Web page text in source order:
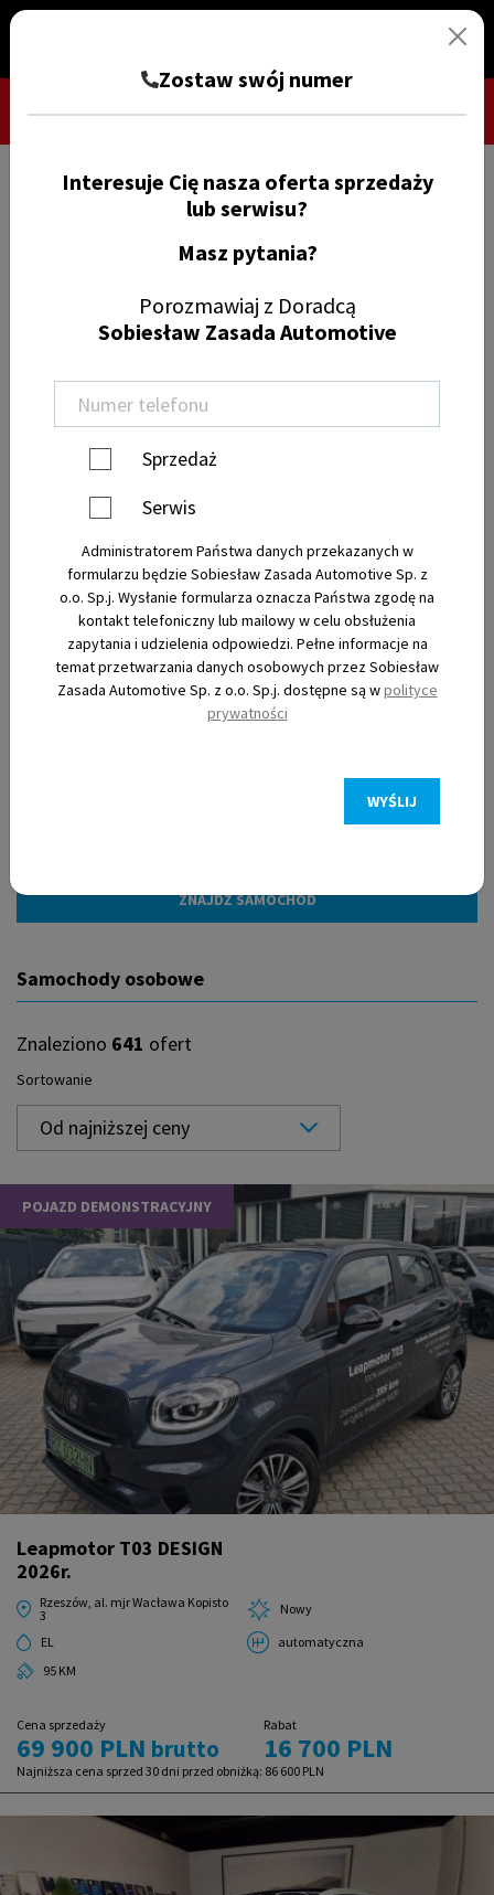
TRYB CIEMNY ZGŁOŚ SZKODĘ
Marka
Model
Nowe
Używane
Elektryczne
Samochody osobowe
Znaleziono 641 ofert
Sortowanie
Od najniższej ceny
POJAZD DEMONSTRACYJNY
Leapmotor T03 DESIGN
2026r.
Rzeszów, al. mjr Wacława Kopisto
3
Nowy
EL
automatyczna
95 KM
Cena sprzedaży
69 900 PLN brutto
Rabat
16 700 PLN
Najniższa cena sprzed 30 dni przed obniżką: 86 600 PLN
Zostaw swój numer
Interesuje Cię nasza oferta sprzedaży
lub serwisu?
Masz pytania?
Porozmawiaj z Doradcą
Sobiesław Zasada Automotive
Sprzedaż
Serwis
Administratorem Państwa danych przekazanych w
formularzu będzie Sobiesław Zasada Automotive Sp. z
o.o. Sp.j. Wysłanie formularza oznacza Państwa zgodę na
kontakt telefoniczny lub mailowy w celu obsłużenia
zapytania i udzielenia odpowiedzi. Pełne informacje na
temat przetwarzania danych osobowych przez Sobiesław
Zasada Automotive Sp. z o.o. Sp.j. dostępne są wpolityce
prywatności
WYŚLIJ